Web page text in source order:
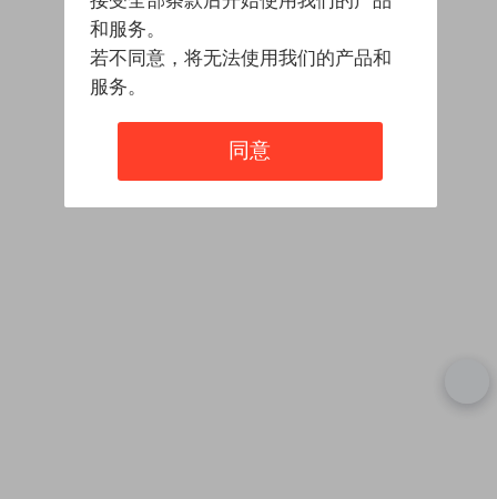
和服务。
若不同意，将无法使用我们的产品和
服务。
同意